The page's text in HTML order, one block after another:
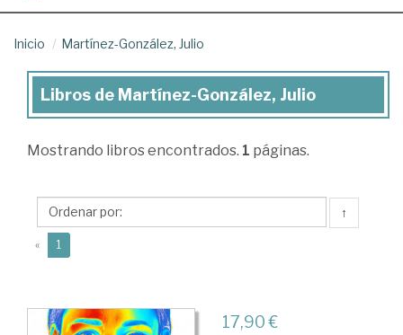
Inicio Martínez-González, Julio
Libros
Martínez-
Julio
Libros de Martínez-González, Julio
Mostrando libros encontrados. 1 páginas.
↑
« 1
17,90 €